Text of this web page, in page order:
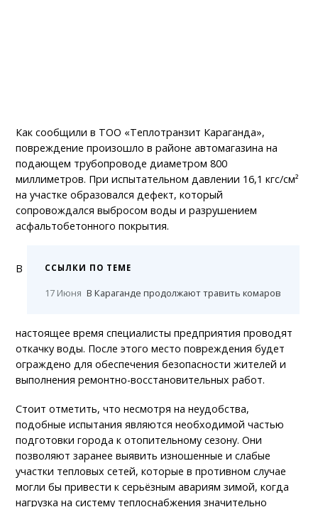
Как сообщили в ТОО «Теплотранзит Караганда»,
повреждение произошло в районе автомагазина на
подающем трубопроводе диаметром 800
миллиметров. При испытательном давлении 16,1 кгс/см²
на участке образовался дефект, который
сопровождался выбросом воды и разрушением
асфальтобетонного покрытия.
ССЫЛКИ ПО ТЕМЕ
17 Июня В Караганде продолжают травить комаров
В
настоящее время специалисты предприятия проводят
откачку воды. После этого место повреждения будет
ограждено для обеспечения безопасности жителей и
выполнения ремонтно-восстановительных работ.
Стоит отметить, что несмотря на неудобства,
подобные испытания являются необходимой частью
подготовки города к отопительному сезону. Они
позволяют заранее выявить изношенные и слабые
участки тепловых сетей, которые в противном случае
могли бы привести к серьёзным авариям зимой, когда
нагрузка на систему теплоснабжения значительно